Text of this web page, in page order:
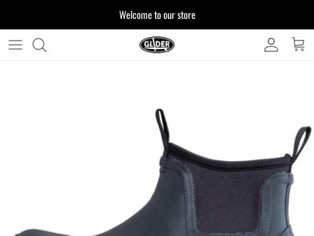
ッ
Welcome to our store
お客様からいただいたご質問をまとめており
製品について